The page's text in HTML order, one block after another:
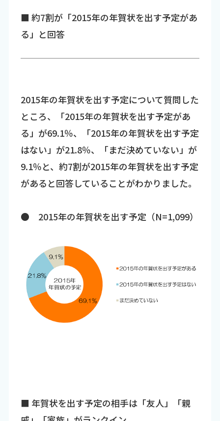
■ 約7割が「2015年の年賀状を出す予定があ
る」と回答
2015年の年賀状を出す予定について質問した
ところ、「2015年の年賀状を出す予定があ
る」が69.1％、「2015年の年賀状を出す予定
はない」が21.8％、「まだ決めていない」が
9.1％と、約7割が2015年の年賀状を出す予定
があると回答していることがわかりました。
● 2015年の年賀状を出す予定（N=1,099）
■ 年賀状を出す予定の相手は「友人」「親